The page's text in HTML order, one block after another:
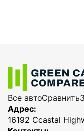
Все автоСравнить
Адрес:
16192 Coastal